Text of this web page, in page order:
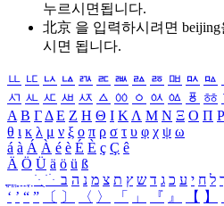
누르시면됩니다.
北京 을 입력하시려면 beijing
시면 됩니다.
ㅥ ㅦ ㅧ ㅨ ㅩ ㅪ ㅫ ㅬ ㅭ ㅮ ㅯ ㅰ
ㅺ ㅻ ㅼ ㅽ ㅾ ㅿ ㆀ ㆁ ㆂ ㆃ ㆄ ㆅ
Α Β ΓΔ Ε Ζ Η Θ Ι ΚΛ Μ Ν Ξ Ο Π Ρ
θ ι κ λ μ ν ξ ο π ρ σ τ υ φ χ ψ ω
á à Á À é è É È ç Ç ê
Ä Ö Ü ä ö ü ß
ִֶֹ ֻּ ׁׂ ל ח י ע כ ג ד ש ץ ת צ מ נ ה ב
‘ ’ “ ” 〔 〕 〈 〉 「 」 『 』 【 】